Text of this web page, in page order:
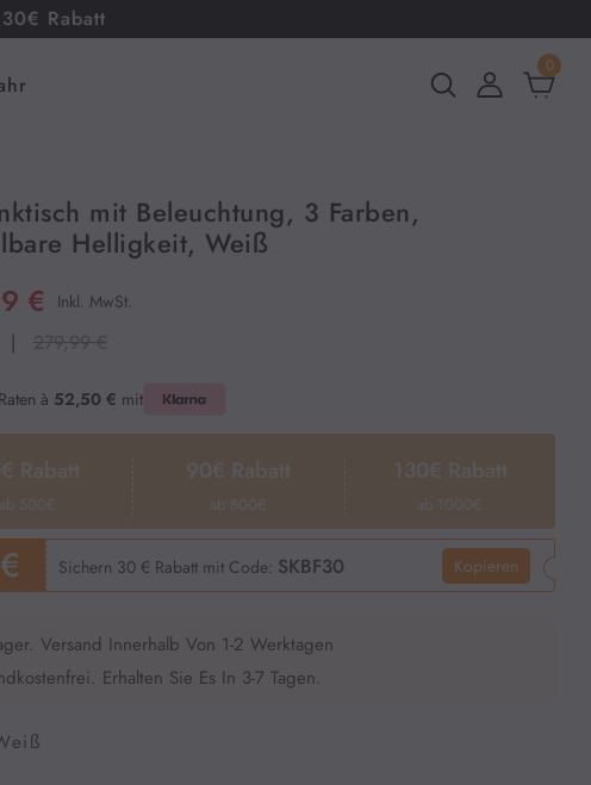
0
mit Beleuchtung, 3 Farben,
Helligkeit, Weiß
€ Inkl. MwSt.
| 279,99 €
à 52,50 € mit
Rabatt
ab 500€
90€ Rabatt
ab 800€
130€ Rabatt
ab 1000€
Sichern 30 € Rabatt mit Code: SKBF30 Kopieren
Versand Innerhalb Von 1-2 Werktagen
Erhalten Sie Es In 3-7 Tagen.